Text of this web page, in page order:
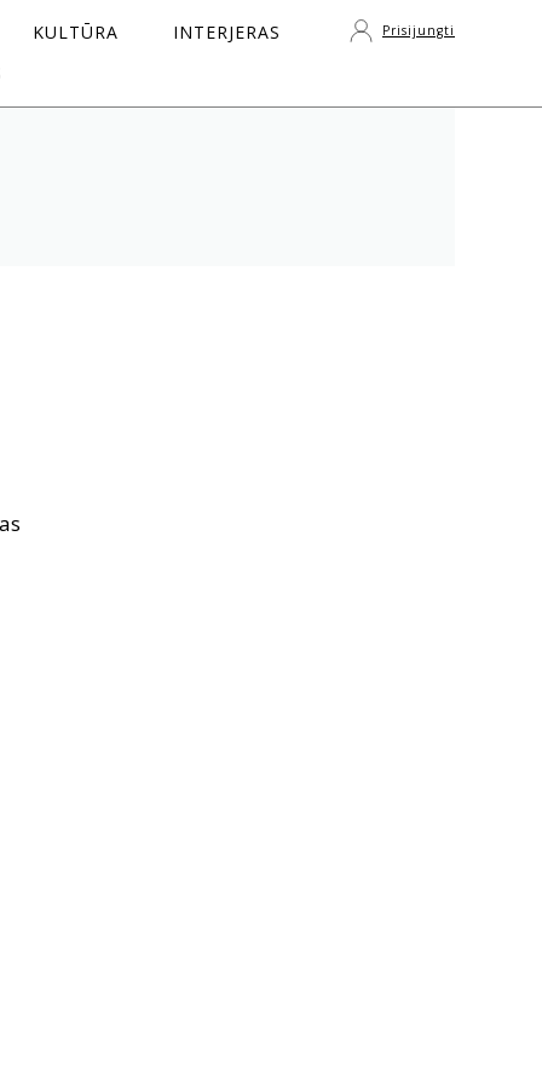
KULTŪRA
INTERJERAS
Prisijungti